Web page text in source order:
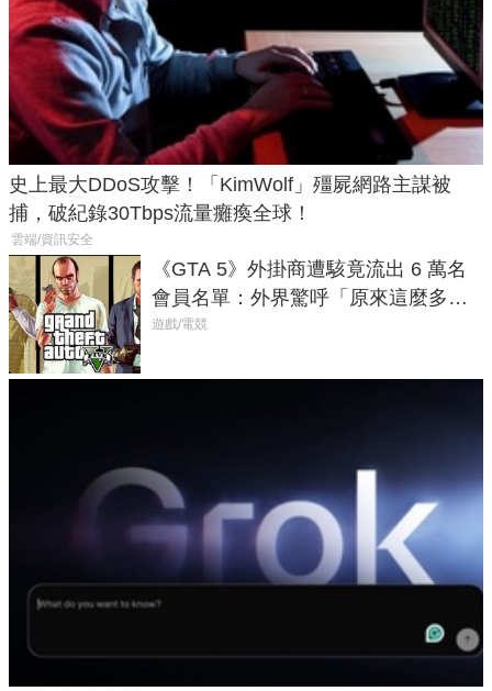
史上最大DDoS攻擊！「KimWolf」殭屍網路主謀被
捕，破紀錄30Tbps流量癱瘓全球！
雲端/資訊安全
《GTA 5》外掛商遭駭竟流出 6 萬名
會員名單：外界驚呼「原來這麼多人
在開掛！」
遊戲/電競